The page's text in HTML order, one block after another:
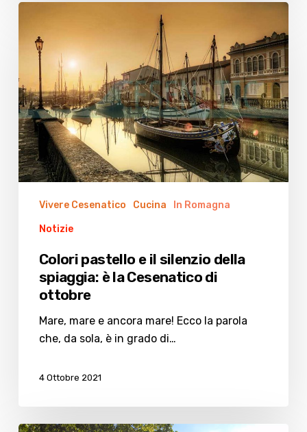
silenzio
della
spiaggia:
è
la
Cesenatico
ottobreVivere Cesenatico Cucina In Romagna
Notizie
Colori pastello e il silenzio della
spiaggia: è la Cesenatico di
ottobre
Mare, mare e ancora mare! Ecco la parola
che, da sola, è in grado di…
4 Ottobre 2021